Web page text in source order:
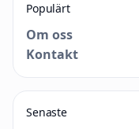
Populärt
Om oss
Kontakt
Senaste